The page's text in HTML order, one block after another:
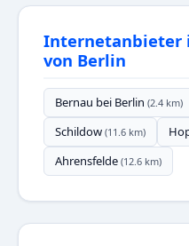
Internetanbieter
von Berlin
Bernau bei Berlin (2.4 km)
Schildow (11.6 km)
Ahrensfelde (12.6 km)